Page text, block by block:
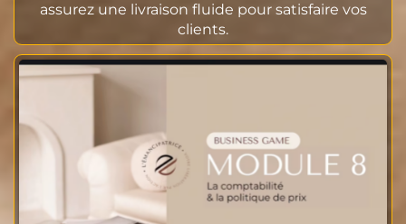
assurez une livraison fluide pour satisfaire vos
clients.